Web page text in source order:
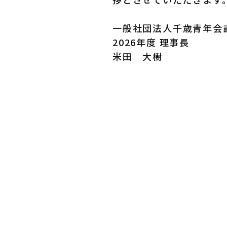
一般社団法人千歳青年会
2026年度 理事長
米田 大樹